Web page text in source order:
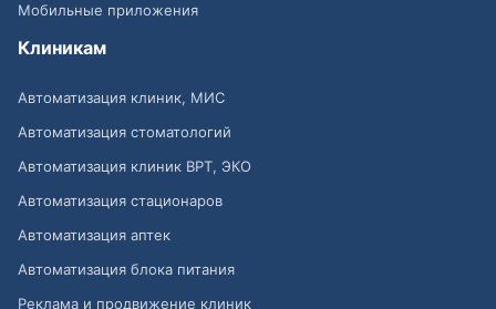
Мобильные приложения
Клиникам
Автоматизация клиник, МИС
Автоматизация стоматологий
Автоматизация клиник ВРТ, ЭКО
Автоматизация стационаров
Автоматизация аптек
Автоматизация блока питания
Реклама и продвижение клиник